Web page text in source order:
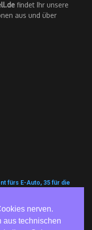
findet Ihr unsere
aus und über
fürs E-Auto, 35 für die
nerven.
aus technischen